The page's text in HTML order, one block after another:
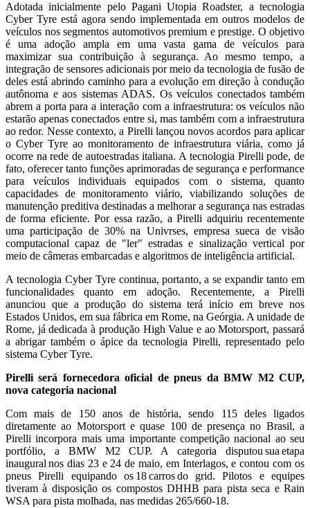
Adotada inicialmente pelo Pagani Utopia Roadster, a tecnologia
Cyber Tyre está agora sendo implementada em outros modelos de
veículos nos segmentos automotivos premium e prestige. O objetivo
é uma adoção ampla em uma vasta gama de veículos para
maximizar sua contribuição à segurança. Ao mesmo tempo, a
integração de sensores adicionais por meio da tecnologia de fusão de
deles está abrindo caminho para a evolução em direção à condução
autônoma e aos sistemas ADAS. Os veículos conectados também
abrem a porta para a interação com a infraestrutura: os veículos não
estarão apenas conectados entre si, mas também com a infraestrutura
ao redor. Nesse contexto, a Pirelli lançou novos acordos para aplicar
o Cyber Tyre ao monitoramento de infraestrutura viária, como já
ocorre na rede de autoestradas italiana. A tecnologia Pirelli pode, de
fato, oferecer tanto funções aprimoradas de segurança e performance
para veículos individuais equipados com o sistema, quanto
capacidades de monitoramento viário, viabilizando soluções de
manutenção preditiva destinadas a melhorar a segurança nas estradas
de forma eficiente. Por essa razão, a Pirelli adquiriu recentemente
uma participação de 30% na Univrses, empresa sueca de visão
computacional capaz de "ler" estradas e sinalização vertical por
meio de câmeras embarcadas e algoritmos de inteligência artificial.
A tecnologia Cyber Tyre continua, portanto, a se expandir tanto em
funcionalidades quanto em adoção. Recentemente, a Pirelli
anunciou que a produção do sistema terá início em breve nos
Estados Unidos, em sua fábrica em Rome, na Geórgia. A unidade de
Rome, já dedicada à produção High Value e ao Motorsport, passará
a abrigar também o ápice da tecnologia Pirelli, representado pelo
sistema Cyber Tyre.
Pirelli será fornecedora oficial de pneus da BMW M2 CUP,
nova categoria nacional
Com mais de 150 anos de história, sendo 115 deles ligados
diretamente ao Motorsport e quase 100 de presença no Brasil, a
Pirelli incorpora mais uma importante competição nacional ao seu
portfólio, a BMW M2 CUP. A categoria disputou sua etapa
inaugural nos dias 23 e 24 de maio, em Interlagos, e contou com os
pneus Pirelli equipando os 18 carros do grid. Pilotos e equipes
tiveram à disposição os compostos DHHB para pista seca e Rain
WSA para pista molhada, nas medidas 265/660-18.